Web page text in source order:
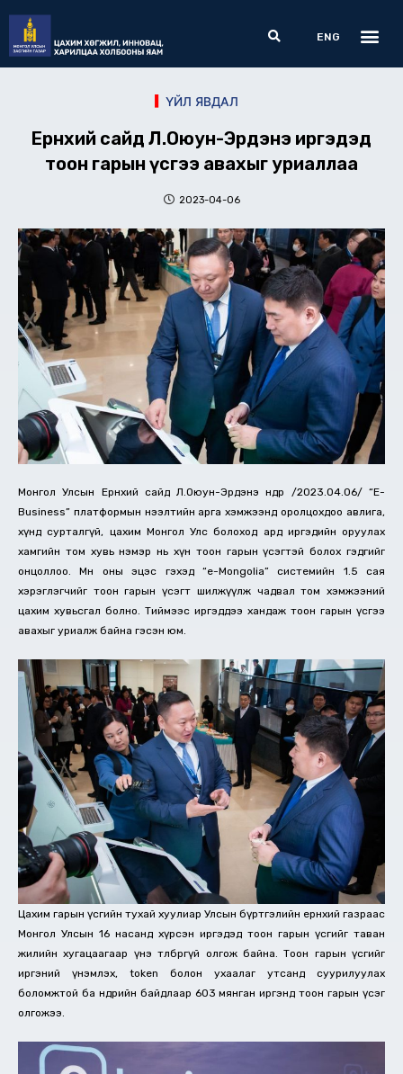
content
Search
ENG
ҮЙЛ ЯВДАЛ
Ерөнхий сайд Л.Оюун-Эрдэнэ иргэдэд
тоон гарын үсгээ авахыг уриаллаа
2023-04-06
Монгол Улсын Ерөнхий сайд Л.Оюун-Эрдэнэ өнөөдөр /2023.04.06/ “E-
Business” платформын нээлтийн арга хэмжээнд оролцохдоо авлига,
хүнд сурталгүй, цахим Монгол Улс болоход ард иргэдийн оруулах
хамгийн том хувь нэмэр нь хүн тоон гарын үсэгтэй болох гэдгийг
онцоллоо. Мөн оны эцэс гэхэд “e-Mongolia” системийн 1.5 сая
хэрэглэгчийг тоон гарын үсэгт шилжүүлж чадвал том хэмжээний
цахим хувьсгал болно. Тиймээс иргэддээ хандаж тоон гарын үсгээ
авахыг уриалж байна гэсэн юм.
Цахим гарын үсгийн тухай хуулиар Улсын бүртгэлийн ерөнхий газраас
Монгол Улсын 16 насанд хүрсэн иргэдэд тоон гарын үсгийг таван
жилийн хугацаагаар үнэ төлбөргүй олгож байна. Тоон гарын үсгийг
иргэний үнэмлэх, token болон ухаалаг утсанд суурилуулах
боломжтой ба өнөөдрийн байдлаар 603 мянган иргэнд тоон гарын үсэг
олгожээ.